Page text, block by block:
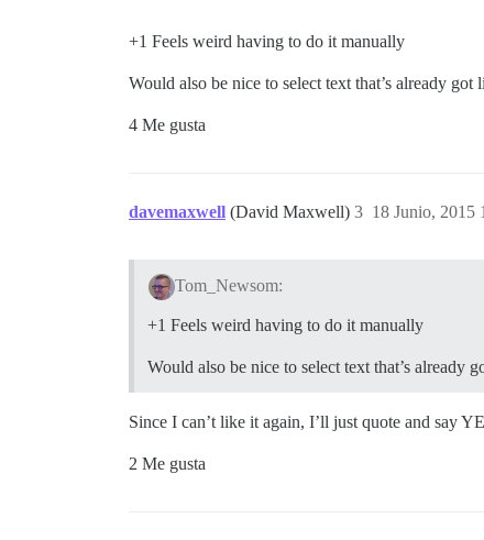
+1 Feels weird having to do it manually
Would also be nice to select text that’s already
4 Me gusta
davemaxwell (David Maxwell) 18 Junio, 2015
3
Tom_Newsom:
+1 Feels weird having to do it manually
Would also be nice to select text that’s already
Since I can’t like it again, I’ll just quote and say
2 Me gusta